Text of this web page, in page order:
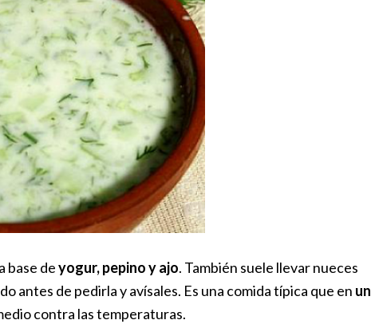
base deyogur, pepino y ajo. También suele llevar nueces
antes de pedirla y avísales. Es una comida típica que en un
contra las temperaturas.